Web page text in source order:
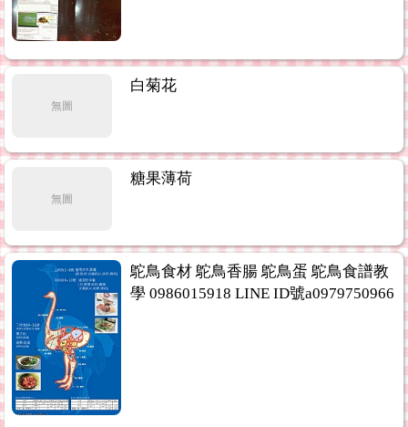
無圖
白菊花
無圖
糖果薄荷
鴕鳥食材 鴕鳥香腸 鴕鳥蛋 鴕鳥食譜教
學 0986015918 LINE ID號a0979750966